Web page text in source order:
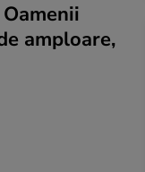
amploare,